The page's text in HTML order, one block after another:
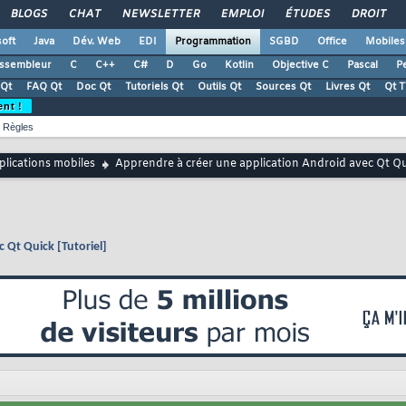
BLOGS CHAT NEWSLETTER EMPLOI ÉTUDES DROIT
Java Dév. Web EDI Programmation SGBD Office
Mobiles
C C++ C# D Go Kotlin Objective C Pascal
FAQ Qt Doc Qt Tutoriels Qt Outils Qt Sources Qt Livres Qt Qt
!
Règles
mobiles Apprendre à créer une application Android avec Qt
Qt Quick [Tutoriel]